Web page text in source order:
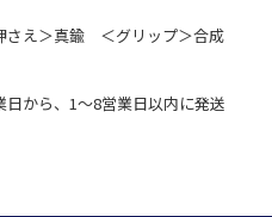
え＞真鍮 ＜グリップ＞合成
から、1～8営業日以内に発送